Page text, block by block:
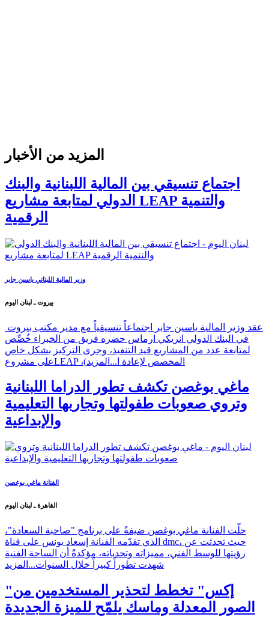
المزيد من الأخبار
اجتماع تنسيقي بين المالية اللبنانية والبنك
الدولي لمتابعة مشاريع LEAP والتنمية
الرقمية
وزير المالية اللبناني ياسين جابر
بيروت ـ لبنان اليوم
في البنك الدولي انريكي ارماس حضره فريق من الخبراء خُصِّص
لمتابعة عدد من المشاريع قيد التنفيذ، وجرى التركيز بشكل خاص
على مشروعLEAP ،(المخصص لإعادة ا... المزيد
ماغي بوغصن تكشف تطور الدراما اللبنانية
وتروي صعوبات طفولتها وتجاربها التعليمية
والإبداعية
الفنانة ماغي بوغصن
القاهرة ـ لبنان اليوم
حلّت الفنانة ماغي بوغصن ضيفةً على برنامج "صاحبة السعادة"،
الذي تقدّمه الفنانة إسعاد يونس على قناة dmc، حيث تحدثت عن
رؤيتها للوسط الفني، مميزاته وتحدياته، مؤكدةً أن الساحة الفنية
شهدت تطوراً كبيراً خلال السنوات... المزيد
"إكس" تخطط لتحذير المستخدمين من
الصور المعدلة وماسك يلمّح للميزة الجديدة